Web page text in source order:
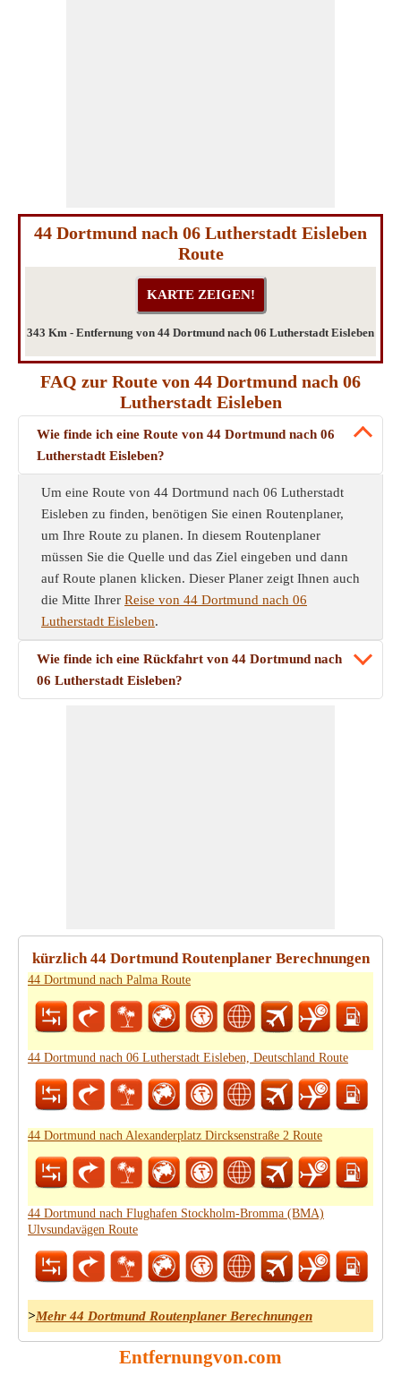
44 Dortmund nach 06 Lutherstadt Eisleben
Route
343 Km - Entfernung von 44 Dortmund nach 06 Lutherstadt Eisleben
FAQ zur Route von 44 Dortmund nach 06
Lutherstadt Eisleben
Wie finde ich eine Route von 44 Dortmund nach 06
Lutherstadt Eisleben?
Um eine Route von 44 Dortmund nach 06 Lutherstadt
Eisleben zu finden, benötigen Sie einen Routenplaner,
um Ihre Route zu planen. In diesem Routenplaner
müssen Sie die Quelle und das Ziel eingeben und dann
auf Route planen klicken. Dieser Planer zeigt Ihnen auch
die Mitte Ihrer Reise von 44 Dortmund nach 06
Lutherstadt Eisleben.
Wie finde ich eine Rückfahrt von 44 Dortmund nach
06 Lutherstadt Eisleben?
kürzlich 44 Dortmund Routenplaner Berechnungen
44 Dortmund nach Palma Route
44 Dortmund nach 06 Lutherstadt Eisleben, Deutschland Route
44 Dortmund nach Alexanderplatz Dircksenstraße 2 Route
44 Dortmund nach Flughafen Stockholm-Bromma (BMA)
Ulvsundavägen Route
>Mehr 44 Dortmund Routenplaner Berechnungen
Entfernungvon.com